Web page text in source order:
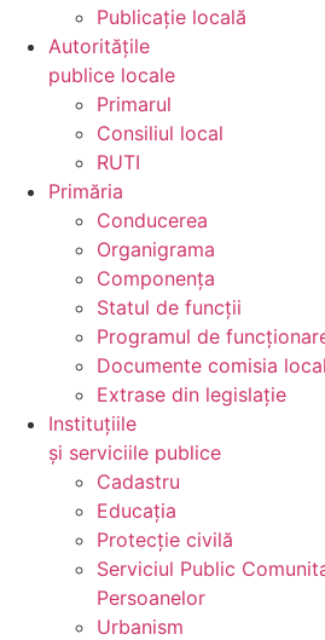
Publicație locală
Autoritățile
publice locale
Primarul
Consiliul local
RUTI
Primăria
Conducerea
Organigrama
Componența
Statul de funcții
Programul de
Documente comisia
Extrase din legislație
Instituțiile
și serviciile publice
Cadastru
Educația
Protecție civilă
Serviciul Public
Persoanelor
Urbanism